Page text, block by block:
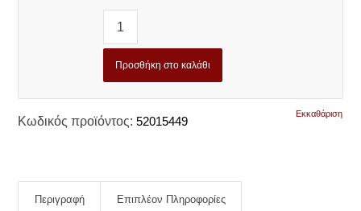
Εκκαθάριση
Προσθήκη στο καλάθι
Κωδικός προϊόντος: 52015449
Περιγραφή Επιπλέον Πληροφορίες